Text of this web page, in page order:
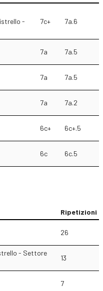
-
7c+ 7a.6
7a 7a.5
7a 7a.5
7a 7a.2
6c+ 6c+.5
6c 6c.5
Ripetizioni
26
- Settore
13
7